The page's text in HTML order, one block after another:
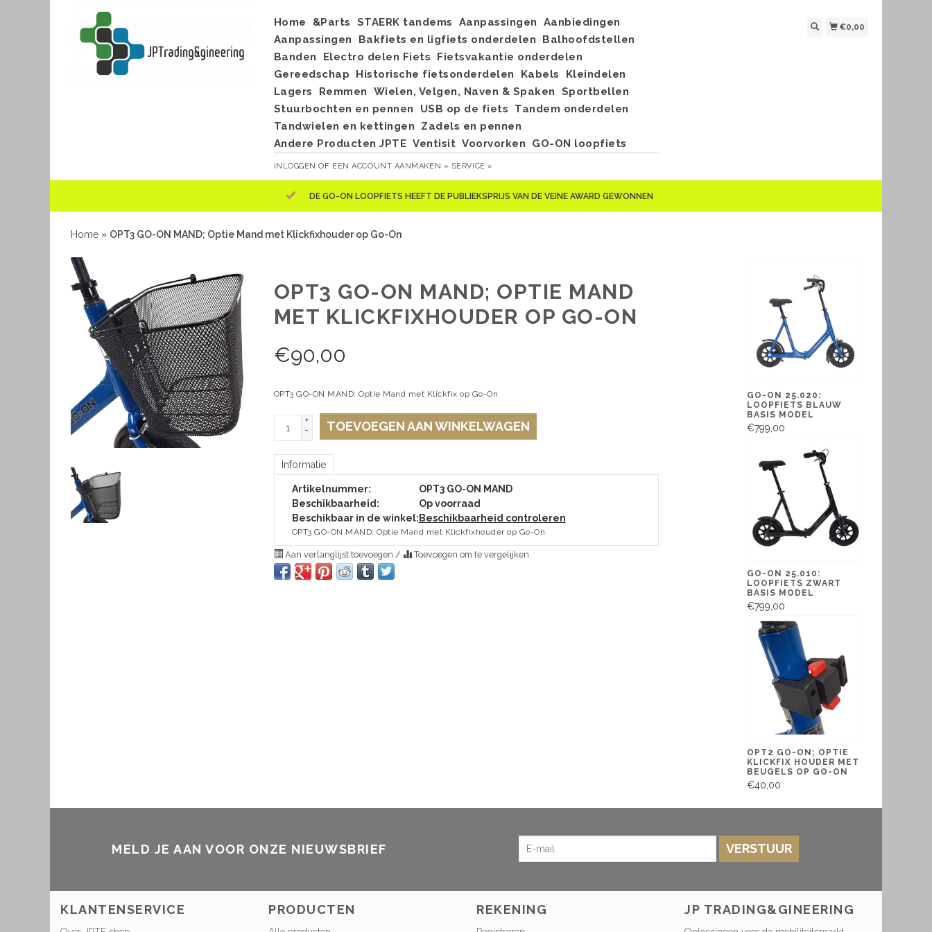
Home &Parts STAERK tandems Aanpassingen
Aanbiedingen
Aanpassingen
Bakfiets en ligfiets onderdelen
Balhoofdstellen
Banden
Electro delen Fiets
Fietsvakantie onderdelen
Gereedschap
Historische fietsonderdelen Kabels
Kleindelen
Lagers
Remmen Wielen, Velgen, Naven & Spaken
Sportbellen
Stuurbochten en pennen
USB op de fiets
Tandem onderdelen
Tandwielen en kettingen
Zadels en pennen
Andere Producten JPTE Ventisit Voorvorken GO-ON loopfiets
INLOGGEN OF EEN ACCOUNT AANMAKEN » SERVICE »
€0,00
DE GO-ON LOOPFIETS HEEFT DE PUBLIEKSPRIJS VAN DE VEINE AWARD GEWONNEN
Home » OPT3 GO-ON MAND; Optie Mand met Klickfixhouder op Go-On
OPT3 GO-ON MAND; OPTIE MAND
MET KLICKFIXHOUDER OP GO-ON
€90,00
OPT3 GO-ON MAND; Optie Mand met Klickfix op Go-On
+
-
TOEVOEGEN AAN WINKELWAGEN
Informatie
Artikelnummer:
OPT3 GO-ON MAND
Beschikbaarheid:
Op voorraad
Beschikbaar in de winkel: Beschikbaarheid controleren
OPT3 GO-ON MAND; Optie Mand met Klickfixhouder op Go-On.
Aan verlanglijst toevoegen / Toevoegen om te vergelijken
GO-ON 25.020:
LOOPFIETS BLAUW
BASIS MODEL
€799,00
GO-ON 25.010:
LOOPFIETS ZWART
BASIS MODEL
€799,00
OPT2 GO-ON; OPTIE
KLICKFIX HOUDER MET
BEUGELS OP GO-ON
€40,00
MELD JE AAN VOOR ONZE NIEUWSBRIEF VERSTUUR
KLANTENSERVICE PRODUCTEN REKENING JP TRADING&GINEERING